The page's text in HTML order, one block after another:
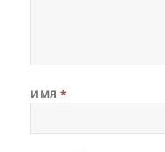
ИМЯ*